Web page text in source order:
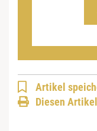
Artikel
Diesen